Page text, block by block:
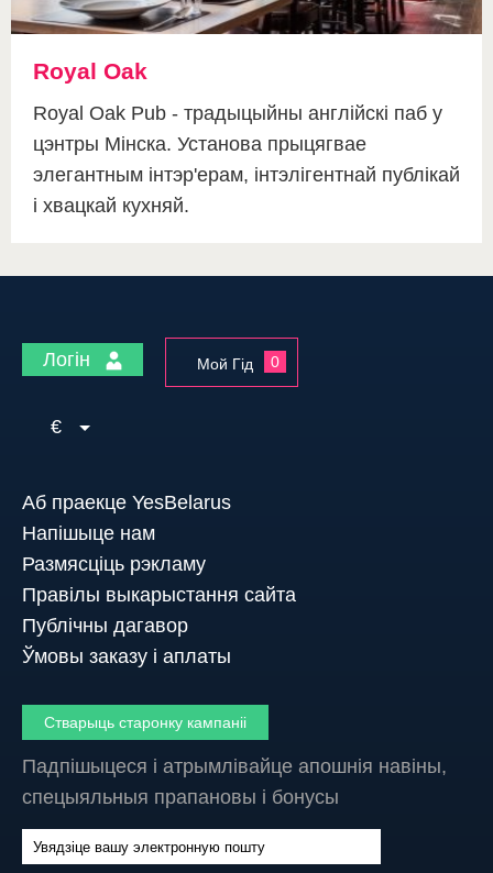
Royal Oak
Royal Oak Pub - традыцыйны англійскі паб у
цэнтры Мінска. Установа прыцягвае
элегантным інтэр'ерам, інтэлігентнай публікай
і хвацкай кухняй.
Логін Мой Гід 0
€
Аб праекце YesBelarus
Напішыце нам
Размясціць рэкламу
Правілы выкарыстання сайта
Публічны дагавор
Ўмовы заказу і аплаты
Стварыць старонку кампаніі
Падпішыцеся і атрымлівайце апошнія навіны,
спецыяльныя прапановы і бонусы